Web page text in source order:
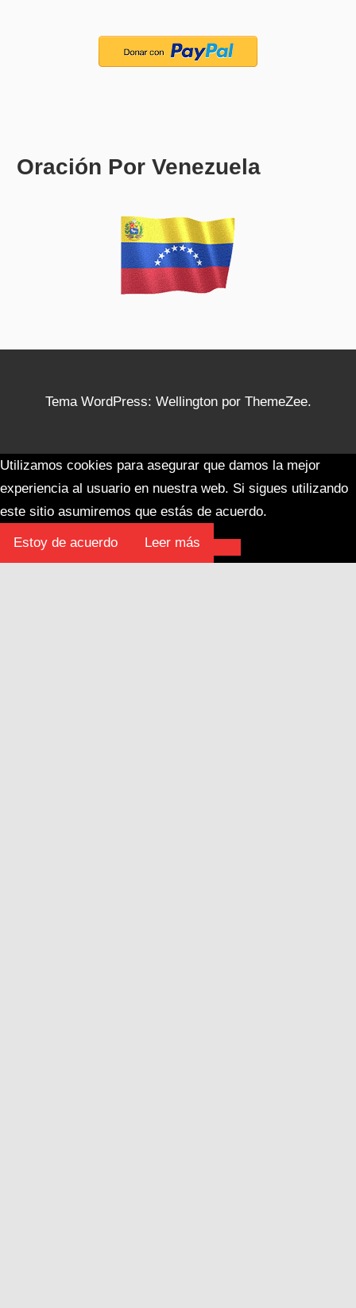
Oración Por Venezuela
Tema WordPress: Wellington por ThemeZee.
Utilizamos cookies para asegurar que damos la mejor
experiencia al usuario en nuestra web. Si sigues utilizando
este sitio asumiremos que estás de acuerdo.
Estoy de acuerdo Leer más